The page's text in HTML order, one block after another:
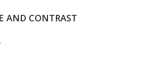
AND CONTRAST